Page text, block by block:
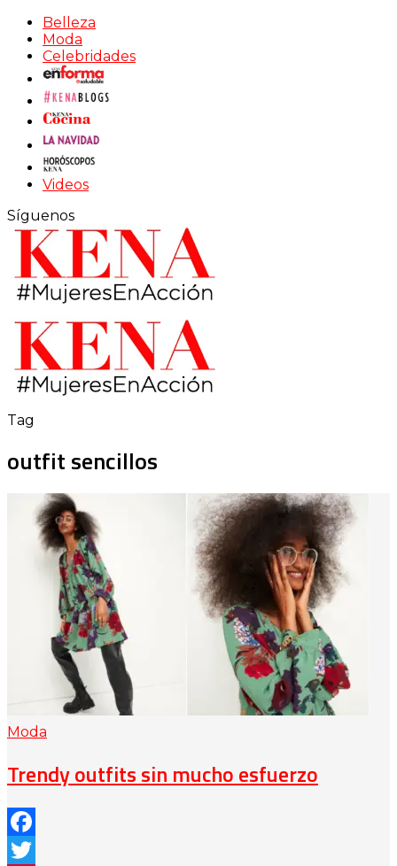
Belleza
Moda
Celebridades
Videos
Síguenos
Tag
outfit sencillos
Moda
Trendy outfits sin mucho esfuerzo
Facebook